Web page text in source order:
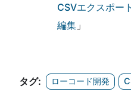
CSVエクスポー
編集 」
タグ: ローコード開発